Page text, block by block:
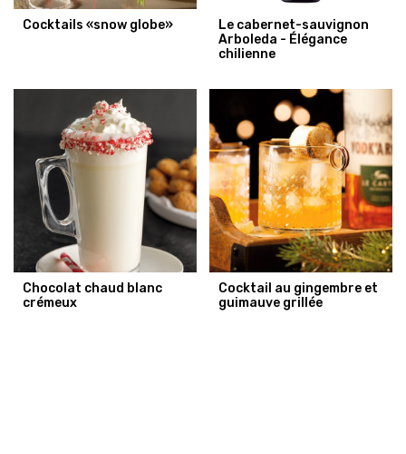
Cocktails «snow globe»
Le cabernet-sauvignon
Arboleda - Élégance
chilienne
Chocolat chaud blanc
crémeux
Cocktail au gingembre et
guimauve grillée